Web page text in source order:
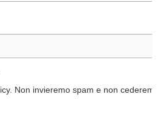
Non invieremo spam e non